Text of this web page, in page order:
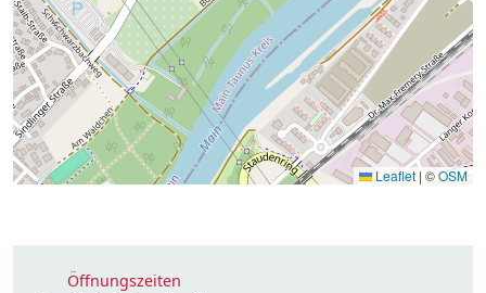
Leaflet| ©OSM
Öffnungszeiten